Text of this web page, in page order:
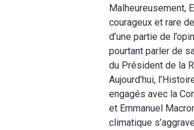
Malheureusement,
courageux et rare
d’une partie de
pourtant parler de
du Président de la
Aujourd’hui,
engagés avec la
et Emmanuel
climatique